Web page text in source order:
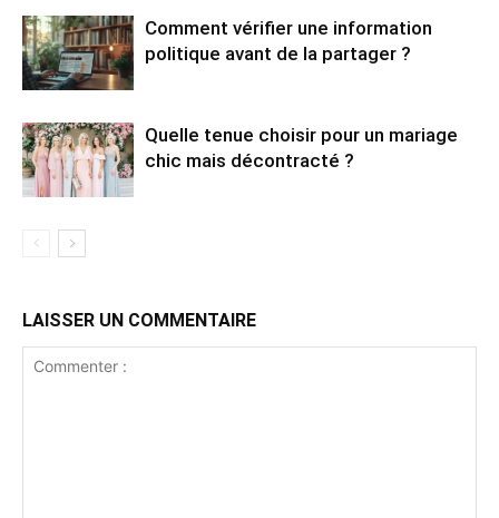
Comment vérifier une information
politique avant de la partager ?
Quelle tenue choisir pour un mariage
chic mais décontracté ?
LAISSER UN COMMENTAIRE